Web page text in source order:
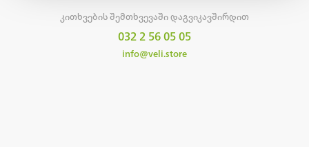
კითხვების შემთხვევაში დაგვიკავშირდით
032 2 56 05 05
info@veli.store